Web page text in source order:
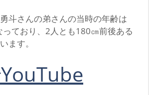
斗さんの弟さんの当時の年齢は
ており、2人とも180㎝前後ある
ます。